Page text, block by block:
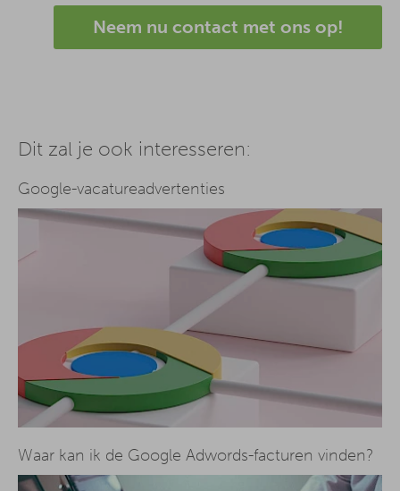
Neem nu contact met ons op!
Dit zal je ook interesseren:
Google-vacatureadvertenties
Waar kan ik de Google Adwords-facturen vinden?